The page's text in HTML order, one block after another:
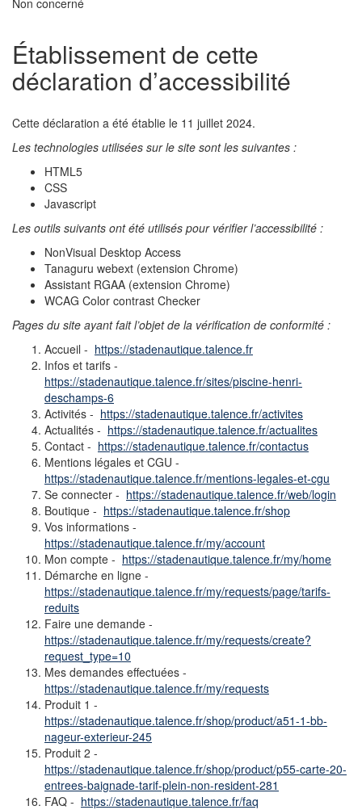
Non concerné
Établissement de cette
déclaration d’accessibilité
Cette déclaration a été établie le 11 juillet 2024.
Les technologies utilisées sur le site sont les suivantes :
HTML5
CSS
Javascript
Les outils suivants ont été utilisés pour vérifier l’accessibilité :
NonVisual Desktop Access
Tanaguru webext (extension Chrome)
Assistant RGAA (extension Chrome)
WCAG Color contrast Checker
Pages du site ayant fait l’objet de la vérification de conformité :
Accueil - https://stadenautique.talence.fr
Infos et tarifs -
https://stadenautique.talence.fr/sites/piscine-henri-
deschamps-6
Activités - https://stadenautique.talence.fr/activites
Actualités - https://stadenautique.talence.fr/actualites
Contact - https://stadenautique.talence.fr/contactus
Mentions légales et CGU -
https://stadenautique.talence.fr/mentions-legales-et-cgu
Se connecter - https://stadenautique.talence.fr/web/login
Boutique - https://stadenautique.talence.fr/shop
Vos informations -
https://stadenautique.talence.fr/my/account
Mon compte - https://stadenautique.talence.fr/my/home
Démarche en ligne -
https://stadenautique.talence.fr/my/requests/page/tarifs-
reduits
Faire une demande -
https://stadenautique.talence.fr/my/requests/create?
request_type=10
Mes demandes effectuées -
https://stadenautique.talence.fr/my/requests
Produit 1 -
https://stadenautique.talence.fr/shop/product/a51-1-bb-
nageur-exterieur-245
Produit 2 -
https://stadenautique.talence.fr/shop/product/p55-carte-20-
entrees-baignade-tarif-plein-non-resident-281
FAQ - https://stadenautique.talence.fr/faq